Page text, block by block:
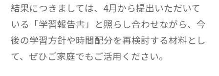
結果につきましては、4月から提出いただいて
いる「学習報告書」と照らし合わせながら、今
後の学習方針や時間配分を再検討する材料とし
て、ぜひご家庭でもご活用ください。